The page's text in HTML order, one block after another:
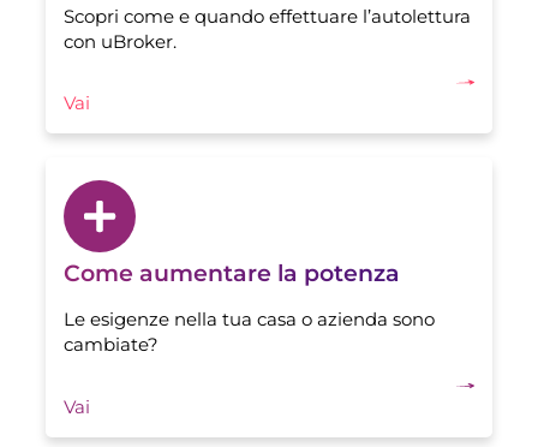
Scopri come e quando effettuare l’autolettura
con uBroker.
Vai
Come aumentare la potenza
Le esigenze nella tua casa o azienda sono
cambiate?
Vai